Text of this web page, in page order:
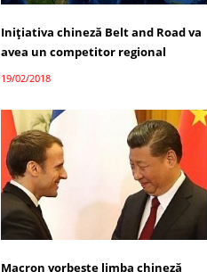
Inițiativa chineză Belt and Road va
avea un competitor regional
19/02/2018
Macron vorbește limba chineză